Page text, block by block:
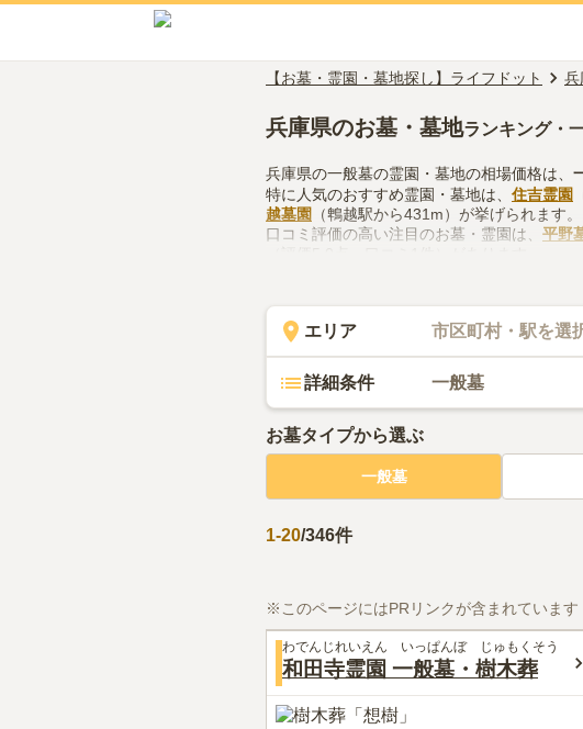
【お墓・霊園・墓地探し】ライフドット 兵
兵庫県のお墓・墓地ランキング・
兵庫県の一般墓の霊園・墓地の相場価格は、
特に人気のおすすめ霊園・墓地は、 住吉霊園
越墓園 （鵯越駅から431m）が挙げられます。
口コミ評価の高い注目のお墓・霊園は、 平野
兵庫県で一般墓の霊園・墓地のお墓探しを
ださい。
エリア 市区町村・駅を選
詳細条件 一般墓
お墓タイプから選ぶ
一般墓
1-20/346件
※このページにはPRリンクが含まれています
わでんじれいえん いっぱんぼ じゅもくそう
和田寺霊園 一般墓・樹木葬